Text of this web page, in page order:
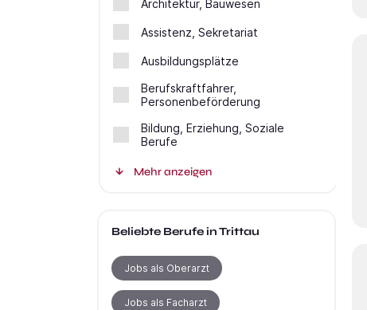
Architektur, Bauwesen
Assistenz, Sekretariat
Ausbildungsplätze
Berufskraftfahrer,
Personenbeförderung
Bildung, Erziehung, Soziale
Berufe
Mehr anzeigen
Beliebte Berufein Trittau
Jobs als Oberarzt
Jobs als Facharzt